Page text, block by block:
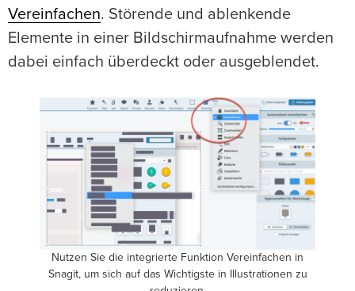
Vereinfachen. Störende und ablenkende
Elemente in einer Bildschirmaufnahme werden
dabei einfach überdeckt oder ausgeblendet.
Nutzen Sie die integrierte Funktion Vereinfachen in
Snagit, um sich auf das Wichtigste in Illustrationen zu